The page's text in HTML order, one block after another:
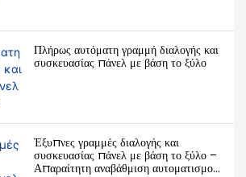
Πλήρως αυτόματη γραμμή διαλογής και
συσκευασίας πάνελ με βάση το ξύλο
Έξυπνες γραμμές διαλογής και
συσκευασίας πάνελ με βάση το ξύλο –
Απαραίτητη αναβάθμιση αυτοματισμού